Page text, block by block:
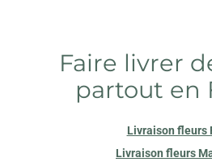
Faire livrer
partout en
Livraison fleurs
Livraison fleurs